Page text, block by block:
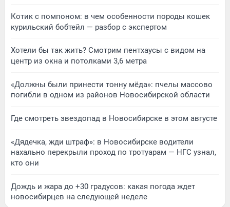
Котик с помпоном: в чем особенности породы кошек
курильский бобтейл — разбор с экспертом
Хотели бы так жить? Смотрим пентхаусы с видом на
центр из окна и потолками 3,6 метра
«Должны были принести тонну мёда»: пчелы массово
погибли в одном из районов Новосибирской области
Где смотреть звездопад в Новосибирске в этом августе
«Дядечка, жди штраф»: в Новосибирске водители
нахально перекрыли проход по тротуарам — НГС узнал,
кто они
Дождь и жара до +30 градусов: какая погода ждет
новосибирцев на следующей неделе